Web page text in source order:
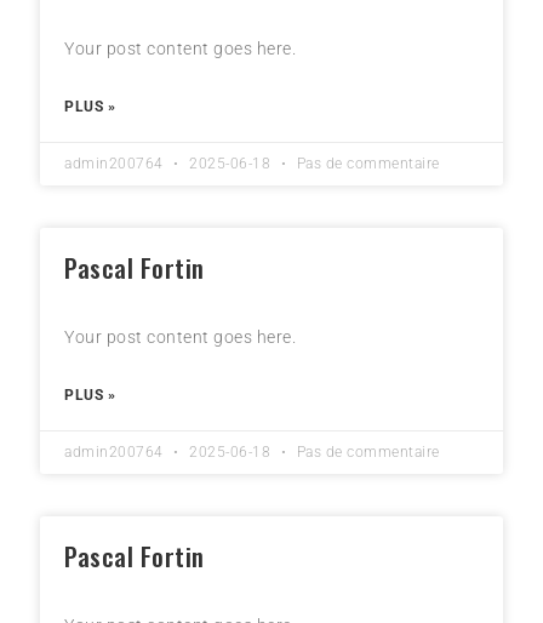
Your post content goes here.
PLUS »
admin200764 2025-06-18 Pas de commentaire
Pascal Fortin
Your post content goes here.
PLUS »
admin200764 2025-06-18 Pas de commentaire
Pascal Fortin